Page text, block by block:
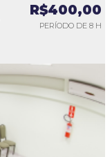
R$400,00
PERÍODO DE 8 H